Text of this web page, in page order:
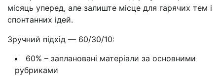
місяць уперед, але залиште місце для гарячих тем і
спонтанних ідей.
Зручний підхід — 60/30/10:
60% – заплановані матеріали за основними
рубриками